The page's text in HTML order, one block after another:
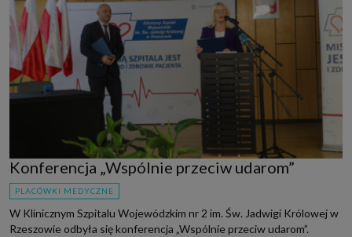
Konferencja „Wspólnie przeciw udarom”
PLACÓWKI MEDYCZNE
W Klinicznym Szpitalu Wojewódzkim nr 2 im. Św. Jadwigi Królowej w
Rzeszowie odbyła się konferencja „Wspólnie przeciw udarom”.